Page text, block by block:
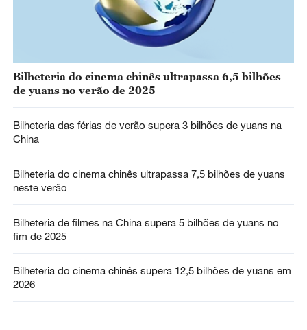
Bilheteria do cinema chinês ultrapassa 6,5 bilhões
de yuans no verão de 2025
Bilheteria das férias de verão supera 3 bilhões de yuans na
China
Bilheteria do cinema chinês ultrapassa 7,5 bilhões de yuans
neste verão
Bilheteria de filmes na China supera 5 bilhões de yuans no
fim de 2025
Bilheteria do cinema chinês supera 12,5 bilhões de yuans em
2026